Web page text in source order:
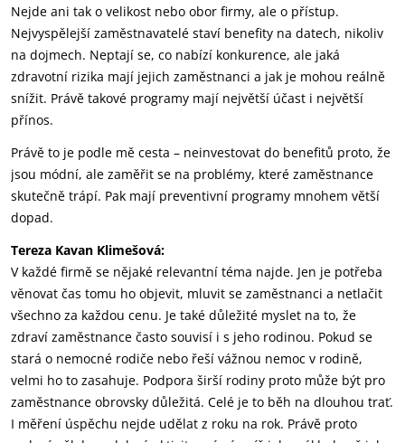
Nejde ani tak o velikost nebo obor firmy, ale o přístup.
Nejvyspělejší zaměstnavatelé staví benefity na datech, nikoliv
na dojmech. Neptají se, co nabízí konkurence, ale jaká
zdravotní rizika mají jejich zaměstnanci a jak je mohou reálně
snížit. Právě takové programy mají největší účast i největší
přínos.
Právě to je podle mě cesta – neinvestovat do benefitů proto, že
jsou módní, ale zaměřit se na problémy, které zaměstnance
skutečně trápí. Pak mají preventivní programy mnohem větší
dopad.
Tereza Kavan Klimešová:
V každé firmě se nějaké relevantní téma najde. Jen je potřeba
věnovat čas tomu ho objevit, mluvit se zaměstnanci a netlačit
všechno za každou cenu. Je také důležité myslet na to, že
zdraví zaměstnance často souvisí i s jeho rodinou. Pokud se
stará o nemocné rodiče nebo řeší vážnou nemoc v rodině,
velmi ho to zasahuje. Podpora širší rodiny proto může být pro
zaměstnance obrovsky důležitá. Celé je to běh na dlouhou trať.
I měření úspěchu nejde udělat z roku na rok. Právě proto